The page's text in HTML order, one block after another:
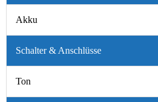
Akku
Schalter & Anschlüsse
Ton